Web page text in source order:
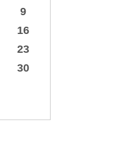
9
16
23
30